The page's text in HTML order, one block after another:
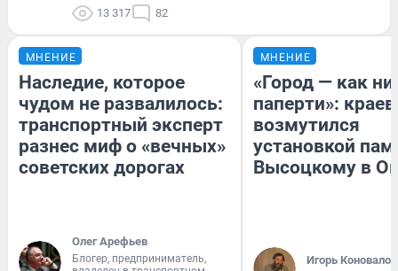
13 317 82
МНЕНИЕ
Наследие, которое
чудом не развалилось:
транспортный эксперт
разнес миф о «вечных»
советских дорогах
Олег Арефьев
Блогер, предприниматель,
МНЕНИЕ
«Город — как
паперти»:
возмутился
установкой
Высоцкому в
Игорь Коновалов